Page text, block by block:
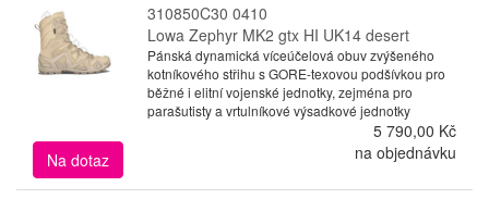
310850C30 0410
Lowa Zephyr MK2 gtx HI UK14 desert
Pánská dynamická víceúčelová obuv zvýšeného
kotníkového střihu s GORE-texovou podšívkou pro
běžné i elitní vojenské jednotky, zejména pro
parašutisty a vrtulníkové výsadkové jednotky
5 790,00 Kč
Na dotaz
na objednávku